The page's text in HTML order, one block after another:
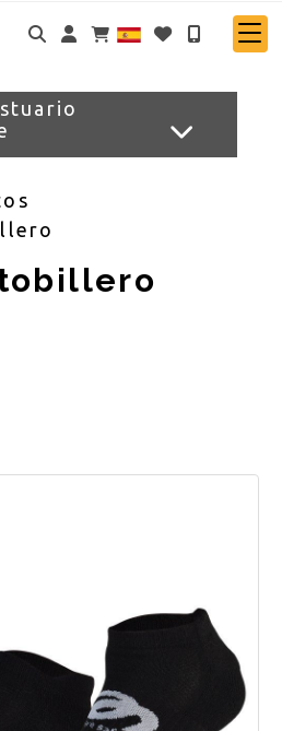
Identifícate